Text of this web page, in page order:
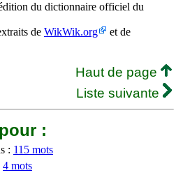
du dictionnaire officiel du
de WikWik.org
et de
Haut de page
Liste suivante
:
: 115 mots
4 mots